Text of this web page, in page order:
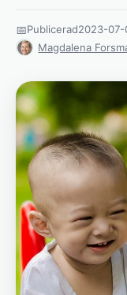
📅Publicerad2023-07-
Magdalena